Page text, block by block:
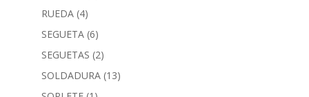
RUEDA (4)
SEGUETA (6)
SEGUETAS (2)
SOLDADURA (13)